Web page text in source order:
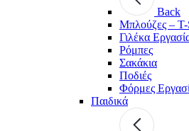
Back
Μπλούζες –
Γιλέκα
Ρόμπες
Σακάκια
Ποδιές
Φόρμες
Παιδικά